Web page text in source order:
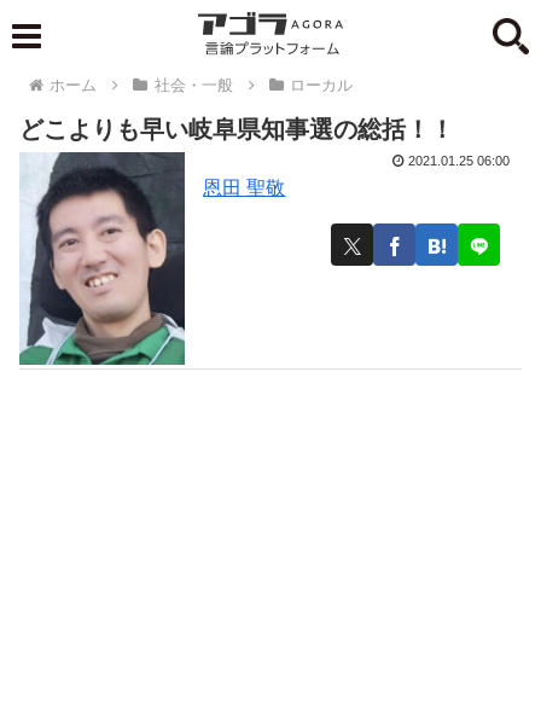
ホーム 社会・一般 ローカル
どこよりも早い岐阜県知事選の総括！！
恩田 聖敬
2021.01.25 06:00